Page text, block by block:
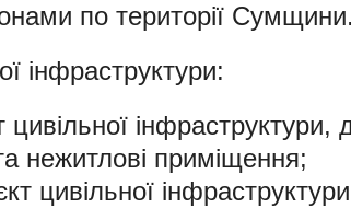
по території Сумщини.
інфраструктури:
інфраструктури,
нежитлові приміщення;
цивільної